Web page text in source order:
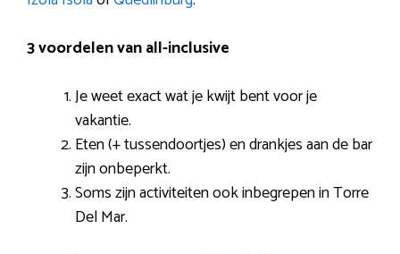
3 voordelen van all-inclusive
Je weet exact wat je kwijt bent voor je
vakantie.
Eten (+ tussendoortjes) en drankjes aan de bar
zijn onbeperkt.
Soms zijn activiteiten ook inbegrepen in Torre
Del Mar.